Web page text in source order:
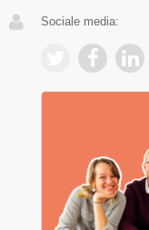
Sociale media: